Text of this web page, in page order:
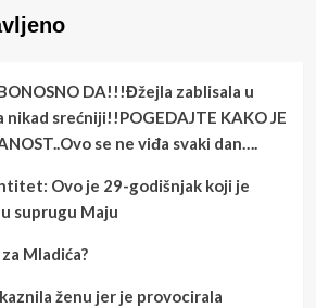
DA!!!Đžejla zablisala u
nikad srećniji!!POGEDAJTE KAKO JE
se ne viđa svaki dan….
Ovo je 29-godišnjak koji je
suprugu Maju
Mladića?
ženu jer je provocirala